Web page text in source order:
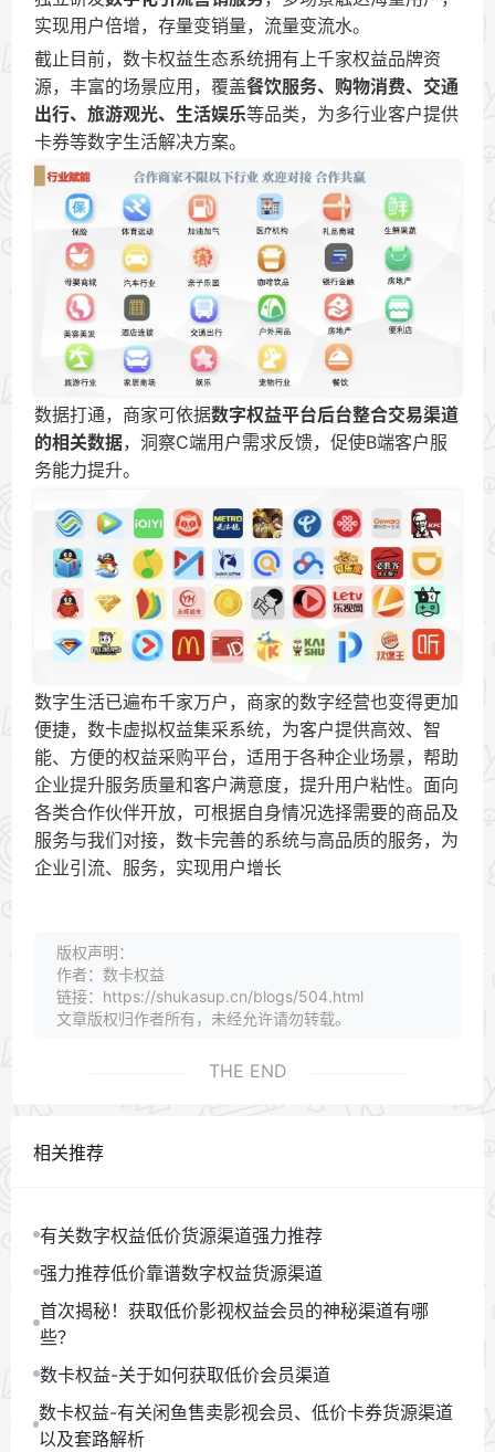
实现用户倍增，存量变销量，流量变流水。
截止目前，数卡权益生态系统拥有上千家权益品牌资
源，丰富的场景应用，覆盖餐饮服务、购物消费、交通
出行、旅游观光、生活娱乐等品类，为多行业客户提供
卡券等数字生活解决方案。
数据打通，商家可依据数字权益平台后台整合交易渠道
的相关数据，洞察C端用户需求反馈，促使B端客户服
务能力提升。
数字生活已遍布千家万户，商家的数字经营也变得更加
便捷，数卡虚拟权益集采系统，为客户提供高效、智
能、方便的权益采购平台，适用于各种企业场景，帮助
企业提升服务质量和客户满意度，提升用户粘性。面向
各类合作伙伴开放，可根据自身情况选择需要的商品及
服务与我们对接，数卡完善的系统与高品质的服务，为
企业引流、服务，实现用户增长
版权声明：
作者：数卡权益
链接：https://shukasup.cn/blogs/504.html
文章版权归作者所有，未经允许请勿转载。
THE END
相关推荐
有关数字权益低价货源渠道强力推荐
强力推荐低价靠谱数字权益货源渠道
首次揭秘！获取低价影视权益会员的神秘渠道有哪
些？
数卡权益-关于如何获取低价会员渠道
数卡权益-有关闲鱼售卖影视会员、低价卡券货源渠道
以及套路解析